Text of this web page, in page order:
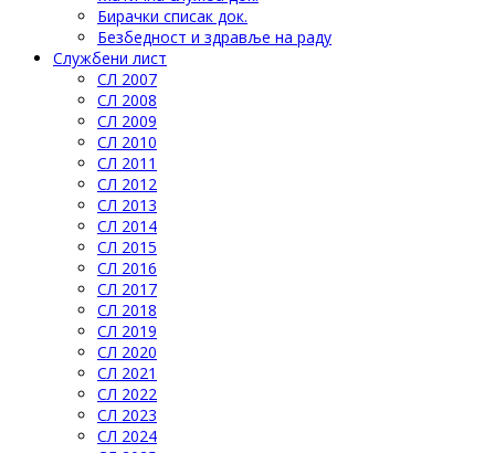
Бирачки списак док.
Безбедност и здравље на раду
Службени лист
СЛ 2007
СЛ 2008
СЛ 2009
СЛ 2010
СЛ 2011
СЛ 2012
СЛ 2013
СЛ 2014
СЛ 2015
СЛ 2016
СЛ 2017
СЛ 2018
СЛ 2019
СЛ 2020
СЛ 2021
СЛ 2022
СЛ 2023
СЛ 2024